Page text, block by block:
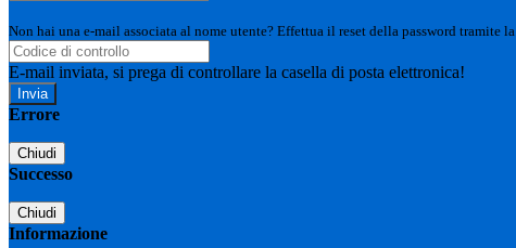
Non hai una e-mail associata al nome utente? Effettua il reset della password tramite la
E-mail inviata, si prega di controllare la casella di posta elettronica!
Errore
Chiudi
Successo
Chiudi
Informazione